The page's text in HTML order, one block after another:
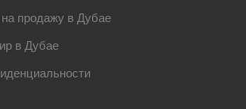
продажу в Дубае
в Дубае